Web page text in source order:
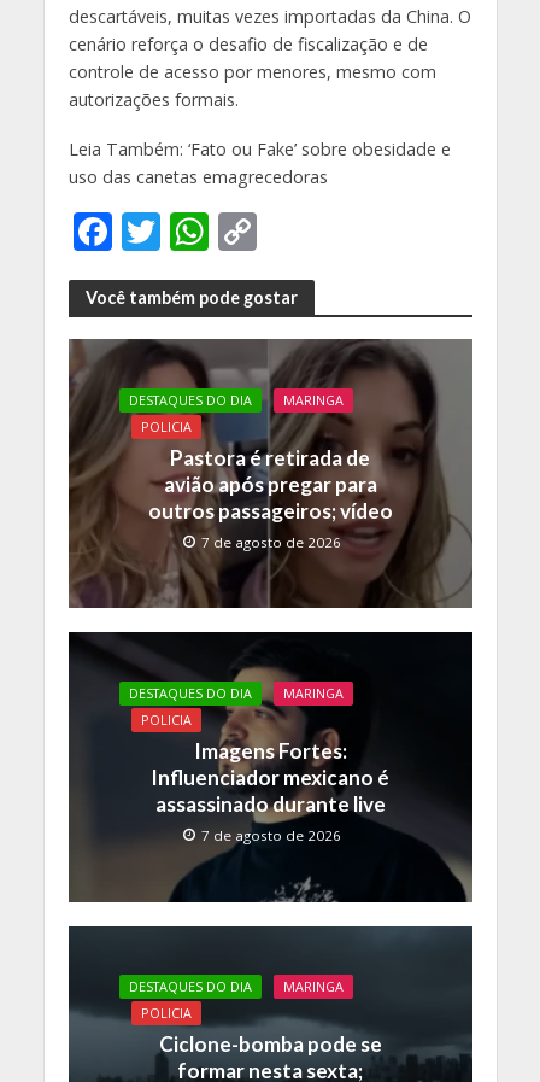
descartáveis, muitas vezes importadas da China. O
cenário reforça o desafio de fiscalização e de
controle de acesso por menores, mesmo com
autorizações formais.
Leia Também: ‘Fato ou Fake’ sobre obesidade e
uso das canetas emagrecedoras
F
ac
e
b
o
o
k
T
w
itt
er
W
h
at
s
A
p
p
C
o
p
y
Li
n
k
Você também pode gostar
DESTAQUES DO DIA
MARINGA
POLICIA
Pastora é retirada de
avião após pregar para
outros passageiros; vídeo
7 de agosto de 2026
DESTAQUES DO DIA
MARINGA
POLICIA
Imagens Fortes:
Influenciador mexicano é
assassinado durante live
7 de agosto de 2026
DESTAQUES DO DIA
MARINGA
POLICIA
Ciclone-bomba pode se
formar nesta sexta;